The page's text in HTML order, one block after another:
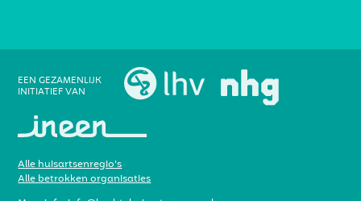
EEN GEZAMENLIJK
INITIATIEF VAN
Alle huisartsenregio’s
Alle betrokken organisaties